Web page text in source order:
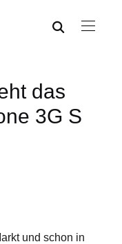
das
3G S
und schon in